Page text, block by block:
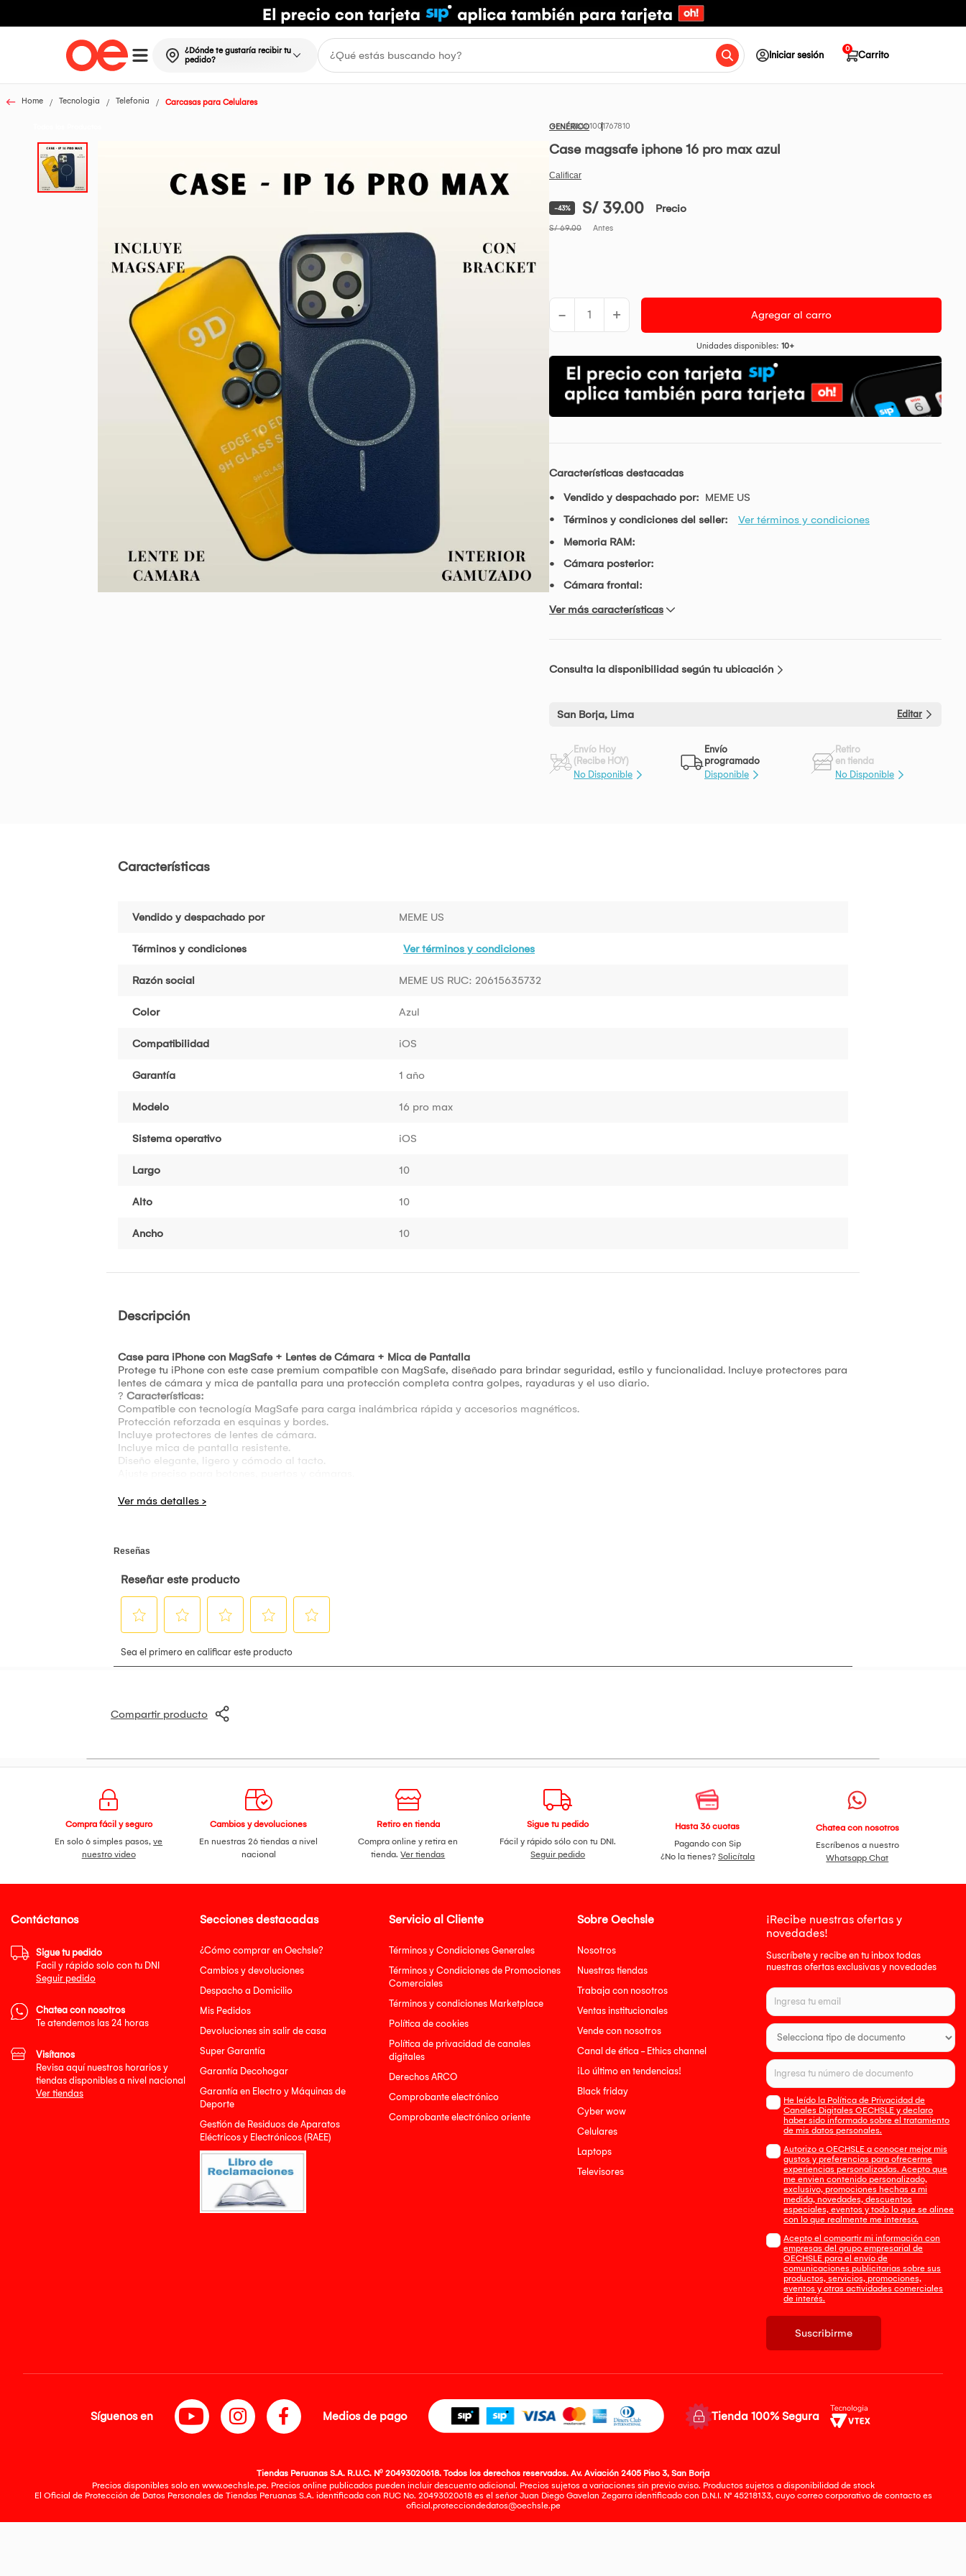
¿Dónde te gustaría recibir tu
pedido?
Iniciar sesión Carrito
0
Home Tecnologia Telefonia Carcasas para Celulares
GENÉRICO1001767810
Case magsafe iphone 16 pro max azul
-43% S/ 39.00 Precio
S/ 69.00 Antes
- + Agregar al carro
Unidades disponibles: 10+
Características destacadas
Vendido y despachado por: MEME US
Términos y condiciones del seller:
Ver términos y condiciones
Memoria RAM:
Cámara posterior:
Cámara frontal:
Ver más características
Consulta la disponibilidad según tu ubicación
San Borja, Lima Editar
Envío Hoy
(Recibe HOY)
No Disponible
Envío
programado
Disponible
Retiro
en tienda
No Disponible
Características
Vendido y despachado por MEME US
Términos y condiciones Ver términos y condiciones
Razón social MEME US RUC: 20615635732
Color Azul
Compatibilidad iOS
Garantía 1 año
Modelo 16 pro max
Sistema operativo iOS
Largo 10
Alto 10
Ancho 10
Descripción
Case para iPhone con MagSafe + Lentes de Cámara + Mica de Pantalla
Protege tu iPhone con este case premium compatible con MagSafe, diseñado para brindar seguridad, estilo y funcionalidad. Incluye protectores para
lentes de cámara y mica de pantalla para una protección completa contra golpes, rayaduras y el uso diario.
? Características:
Compatible con tecnología MagSafe para carga inalámbrica rápida y accesorios magnéticos.
Protección reforzada en esquinas y bordes.
Incluye protectores de lentes de cámara.
Incluye mica de pantalla resistente.
Diseño elegante, ligero y cómodo al tacto.
??Incluye:
Estuche interior gamuzado.
Compartir producto
Compra fácil y seguro
En solo 6 simples pasos,ve
nuestro video
Cambios y devoluciones
En nuestras 26 tiendas a nivel
nacional
Retiro en tienda
Compra online y retira en
tienda.Ver tiendas
Sigue tu pedido
Fácil y rápido sólo con tu DNI.
Seguir pedido
Hasta 36 cuotas
Pagando con Sip
¿No la tienes? Solicítala
Chatea con nosotros
Escríbenos a nuestro
Whatsapp Chat
Secciones destacadas
¿Cómo comprar en Oechsle?
Cambios y devoluciones
Despacho a Domicilio
Mis Pedidos
Devoluciones sin salir de casa
Super Garantía
Garantía Decohogar
Garantía en Electro y Máquinas de
Deporte
Gestión de Residuos de Aparatos
Eléctricos y Electrónicos (RAEE)
Servicio al Cliente
Términos y Condiciones Generales
Términos y Condiciones de Promociones
Comerciales
Términos y condiciones Marketplace
Política de cookies
Política de privacidad de canales
digitales
Derechos ARCO
Comprobante electrónico
Comprobante electrónico oriente
Sobre Oechsle
Nosotros
Nuestras tiendas
Trabaja con nosotros
Ventas institucionales
Vende con nosotros
Canal de ética - Ethics channel
¡Lo último en tendencias!
Black friday
Cyber wow
Celulares
Laptops
Televisores
¡Recibe nuestras ofertas y
novedades!
Suscríbete y recibe en tu inbox todas
nuestras ofertas exclusivas y novedades
He leído la Política de Privacidad de
Canales Digitales OECHSLE y declaro
haber sido informado sobre el tratamiento
de mis datos personales.
Autorizo a OECHSLE a conocer mejor mis
gustos y preferencias para ofrecerme
experiencias personalizadas. Acepto que
me envien contenido personalizado,
exclusivo, promociones hechas a mi
medida, novedades, descuentos
especiales, eventos y todo lo que se alinee
con lo que realmente me interesa.
Acepto el compartir mi información con
empresas del grupo empresarial de
OECHSLE para el envío de
comunicaciones publicitarias sobre sus
productos, servicios, promociones,
eventos y otras actividades comerciales
de interés.
Suscribirme
Contáctanos
Sigue tu pedido
Facil y rápido solo con tu DNI
Seguir pedido
Chatea con nosotros
Te atendemos las 24 horas
Visítanos
Revisa aquí nuestros horarios y
tiendas disponibles a nivel nacional
Ver tiendas
Síguenos en Medios de pago Tienda 100% Segura
Tiendas Peruanas S.A. R.U.C. Nº 20493020618. Todos los derechos reservados. Av. Aviación 2405 Piso 3, San Borja
Precios disponibles solo en www.oechsle.pe. Precios online publicados pueden incluir descuento adicional. Precios sujetos a variaciones sin previo aviso. Productos sujetos a disponibilidad de stock
El Oficial de Protección de Datos Personales de Tiendas Peruanas S.A. identificada con RUC No. 20493020618 es el señor Juan Diego Gavelan Zegarra identificado con D.N.I. N° 45218133, cuyo correo corporativo de contacto es
oficial.protecciondedatos@oechsle.pe